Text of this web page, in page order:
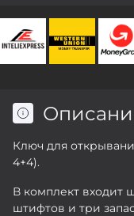
Ключ для
4+4).
В комплект входит
штифтов и три